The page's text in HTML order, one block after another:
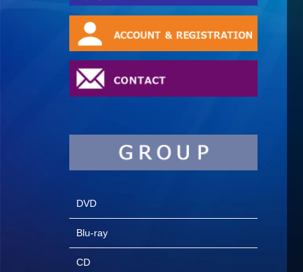
DVD
Blu-ray
CD